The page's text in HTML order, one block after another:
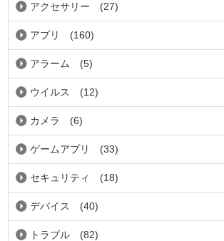
アクセサリー (27)
アプリ (160)
アラーム (5)
ウイルス (12)
カメラ (6)
ゲームアプリ (33)
セキュリティ (18)
デバイス (40)
トラブル (82)